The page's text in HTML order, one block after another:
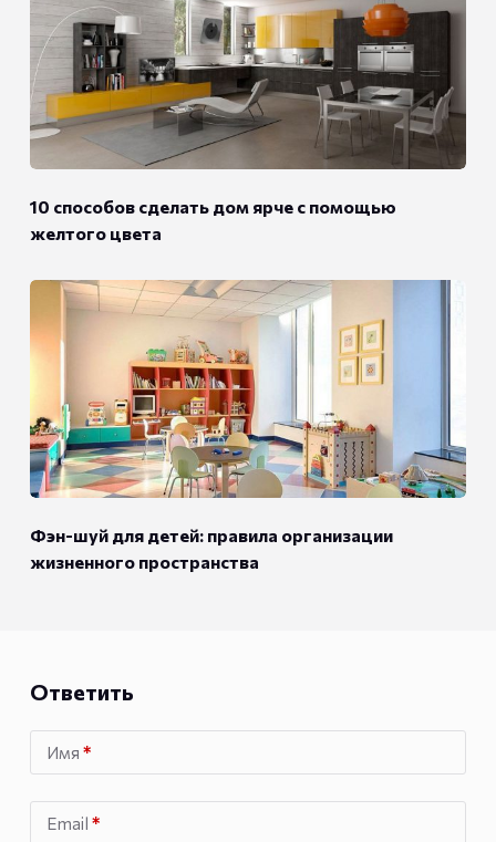
10 способов сделать дом ярче с помощью
желтого цвета
Фэн-шуй для детей: правила организации
жизненного пространства
Ответить
Имя *
Email *